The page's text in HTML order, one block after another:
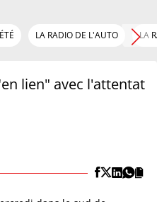
LA RADIO DE L'AUTO LA
lien" avec l'attentat